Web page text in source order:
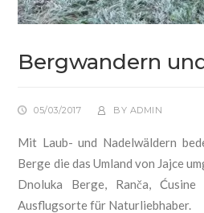
Bergwandern
05/03/2017 BY ADMIN
Mit Laub- und Nadelwäldern
Berge die das Umland von Jajce
Dnoluka Berge, Ranča, Ćusine
Ausflugsorte für Naturliebhaber.